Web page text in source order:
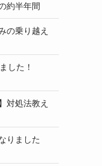
約半年間
の乗り越え
した！
対処法教え
りました